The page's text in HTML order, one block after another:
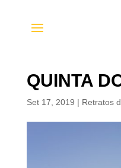
QUINTA
Set 17, 2019 | Retratos